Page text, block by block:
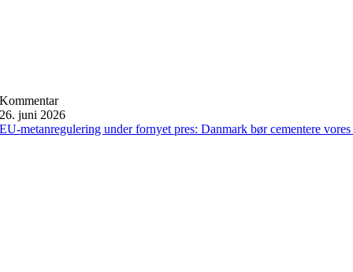
Kommentar
26. juni 2026
EU-metanregulering under fornyet pres: Danmark bør cementere